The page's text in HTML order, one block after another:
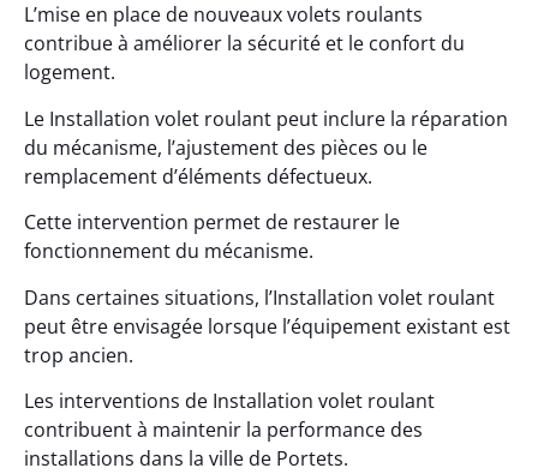
L’mise en place de nouveaux volets roulants
contribue à améliorer la sécurité et le confort du
logement.
Le Installation volet roulant peut inclure la réparation
du mécanisme, l’ajustement des pièces ou le
remplacement d’éléments défectueux.
Cette intervention permet de restaurer le
fonctionnement du mécanisme.
Dans certaines situations, l’Installation volet roulant
peut être envisagée lorsque l’équipement existant est
trop ancien.
Les interventions de Installation volet roulant
contribuent à maintenir la performance des
installations dans la ville de Portets.